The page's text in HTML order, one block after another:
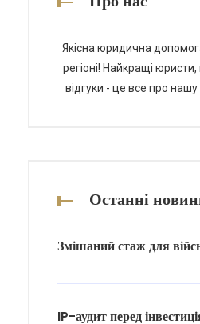
теми. Етапи
Якісна юридична
регіоні! Найкращі юристи,
відгуки - це все про
Останні
Змішаний стаж для
IP-аудит перед